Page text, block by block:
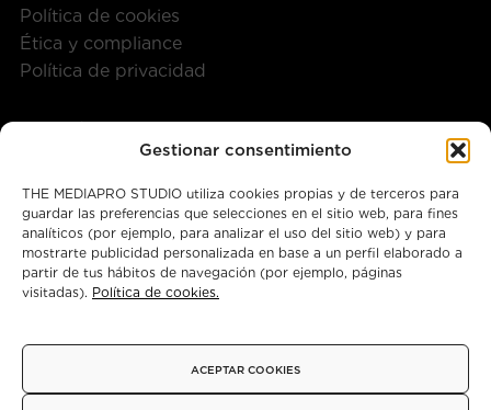
Gestionar consentimiento
THE MEDIAPRO STUDIO utiliza cookies propias y de terceros para
guardar las preferencias que selecciones en el sitio web, para fines
analíticos (por ejemplo, para analizar el uso del sitio web) y para
mostrarte publicidad personalizada en base a un perfil elaborado a
partir de tus hábitos de navegación (por ejemplo, páginas
visitadas). Política de cookies.
ACEPTAR COOKIES
Política de cookies
Ética y compliance
Política de privacidad
Contáctanos
+34 917 28 57 40
themediaprostudio@mediapro.tv
© 2026 - Copyright
Instagram X